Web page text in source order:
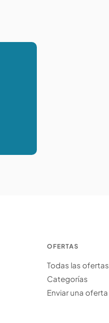
OFERTAS
Todas las ofertas
Categorías
Enviar una oferta